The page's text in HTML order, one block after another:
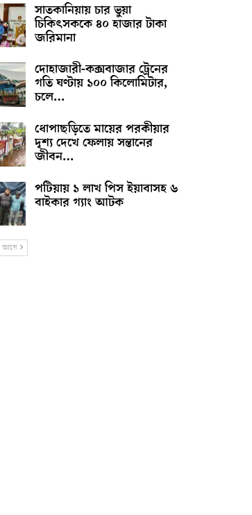
সাতকানিয়ায় চার ভুয়া
চিকিৎসককে ৪০ হাজার টাকা
জরিমানা
দোহাজারী-কক্সবাজার ট্রেনের
গতি ঘণ্টায় ১০০ কিলোমিটার,
চলে…
ধোপাছড়িতে মায়ের পরকীয়ার
দৃশ্য দেখে ফেলায় সন্তানের
জীবন…
পটিয়ায় ১ লাখ পিস ইয়াবাসহ ৬
বাইকার গ্যাং আটক
আগে